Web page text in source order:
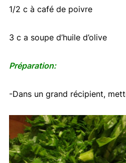
1/2 c à café de poivre
3 c a soupe d’huile d’olive
Préparation:
-Dans un grand récipient,